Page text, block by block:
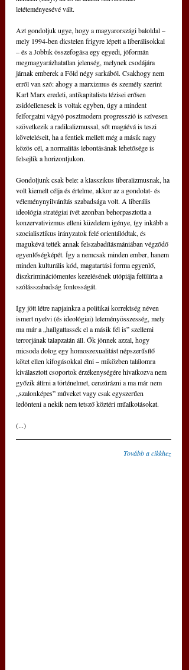
letéteményesévé vált.
Azt gondoljuk ugye, hogy a magyarországi baloldal –
mely 1994-ben dicstelen frigyre lépett a liberálisokkal
– és a Jobbik összefogása egy egyedi, jóformán
megmagyarázhatatlan jelenség, melynek csodájára
járnak emberek a Föld négy sarkából. Csakhogy nem
erről van szó: ahogy a marxizmus és személy szerint
Karl Marx eredeti, antikapitalista tézisei erősen
zsidóellenesek is voltak egyben, úgy a mindent
felforgatni vágyó posztmodern progresszió is szívesen
szövetkezik a radikalizmussal, sőt magáévá is teszi
követeléseit, ha a fentiek mellett még a másik nagy
közös cél, a normalitás lebontásának lehetősége is
felsejlik a horizontjukon.
Gondoljunk csak bele: a klasszikus liberalizmusnak, ha
volt kiemelt célja és értelme, akkor az a gondolat- és
véleménynyilvánítás szabadsága volt. A liberális
ideológia stratégiai ívét azonban behorpasztotta a
konzervativizmus elleni küzdelem igénye, így inkább a
szocialisztikus irányzatok felé orientálódtak, és
magukévá tették annak felszabadításmániában végződő
egyenlőségképét. Így a nemcsak minden ember, hanem
minden kulturális kód, magatartási forma egyenlő,
diszkriminációmentes kezelésének utópiája felülírta a
szólásszabadság fontosságát.
Így jött létre napjainkra a politikai korrektség néven
ismert nyelvi (és ideológiai) leleményösszesség, mely
ma már a „hallgattassék el a másik fél is” szellemi
terrorjának talapzatán áll. Ők jönnek azzal, hogy
micsoda dolog egy homoszexualitást népszerűsítő
kötet ellen kifogásokkal élni – miközben találomra
kiválasztott csoportok érzékenységére hivatkozva nem
győzik átírni a történelmet, cenzúrázni a ma már nem
„szalonképes” műveket vagy csak egyszerűen
ledönteni a nekik nem tetsző köztéri műalkotásokat.
(...)
Tovább a cikkhez